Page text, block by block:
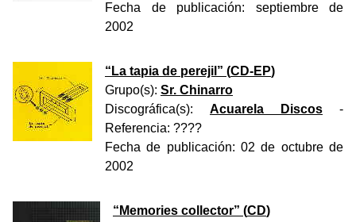
Fecha de publicación: septiembre de
2002
“ La tapia de perejil ” (CD-EP)
Grupo(s): Sr. Chinarro
Discográfica(s): Acuarela Discos -
Referencia: ????
Fecha de publicación: 02 de octubre de
2002
“ Memories collector” (CD)